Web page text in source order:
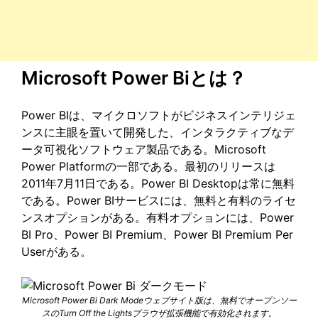
Microsoft Power Biとは？
Power BIは、マイクロソフトがビジネスインテリジェ
ンスに主眼を置いて開発した、インタラクティブなデ
ータ可視化ソフトウェア製品である。Microsoft
Power Platformの一部である。最初のリリースは
2011年7月11日である。Power BI Desktopは常に無料
である。Power BIサービスには、無料と有料のライセ
ンスオプションがある。有料オプションには、Power
BI Pro、Power BI Premium、Power BI Premium Per
Userがある。
Microsoft Power Bi Dark Modeウェブサイト版は、無料でオープンソー
スのTurn Off the Lightsブラウザ拡張機能で有効化されます。